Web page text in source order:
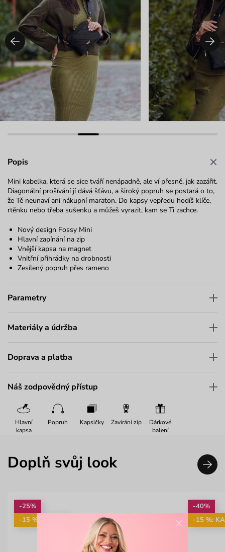
Popis
Mini kabelka, která se sice tváří nenápadně, ale ví přesně, jak zazářit.
Diagonální prošívání jí dává šťávu, a široký popruh se postará o to,
že Tě neunaví ani nákupní maraton. Do kapsy vepředu hodíš klíče,
rtěnku nebo třeba sušenku a můžeš vyrazit, kam se Ti zachce.
Nový design Fossy Mini
Hlavní zapínání na zip
Vnější kapsa na magnet
Vnitřní přihrádky na drobnosti
Zesílený popruh přes rameno
Parametry
Materiály a údržba
Doprava a platba
Náš zodpovědný přístup
Hlavní
kapsa
Popruh Kapsičky Zavírání zip
Dárkové
balení
Doplň svůj look
-25%
-15 %: KAB15
-40%
-15 %:
×